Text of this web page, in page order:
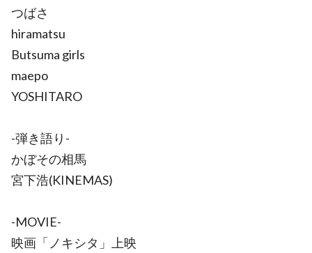
つばさ
hiramatsu
Butsuma girls
maepo
YOSHITARO
-弾き語り-
かぼその相馬
宮下浩(KINEMAS)
-MOVIE-
映画「ノキシタ」上映